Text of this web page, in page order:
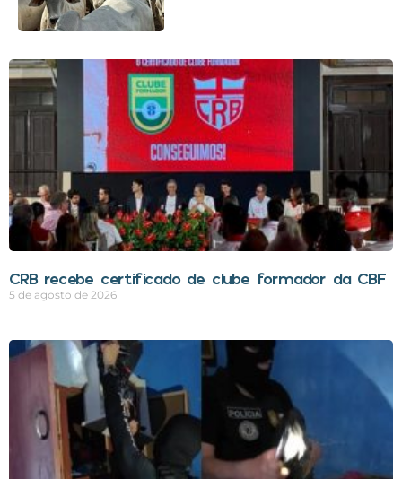
CRB recebe certificado de clube formador da CBF
5 de agosto de 2026